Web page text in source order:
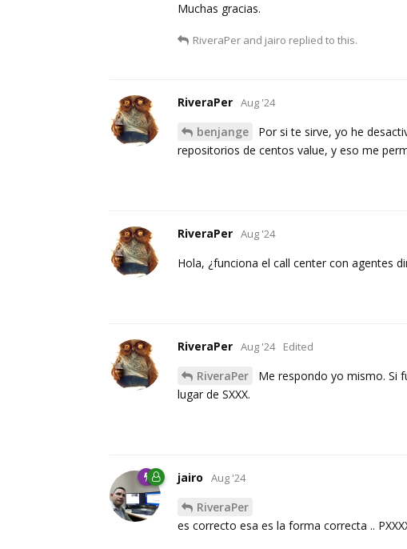
Muchas gracias.
RiveraPer and jairo replied to this.
RiveraPer Aug '24
benjange
Por si te sirve, yo he
repositorios de centos value, y eso me
RiveraPer Aug '24
Hola, ¿funciona el call center con agentes
RiveraPer Aug '24 Edited
RiveraPer
Me respondo yo mismo. Si
lugar de SXXX.
jairo Aug '24
RiveraPer
es correcto esa es la forma correcta ..